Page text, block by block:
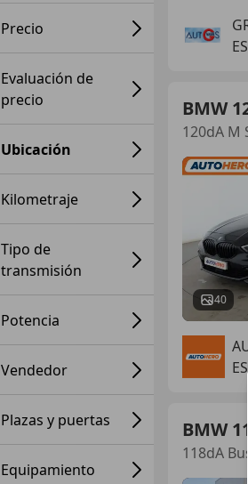
Precio
Evaluación de
precio
Ubicación
Kilometraje
Tipo de
transmisión
Potencia
Vendedor
Plazas y puertas
Equipamiento
BMW
120dA M
40
BMW
118dA